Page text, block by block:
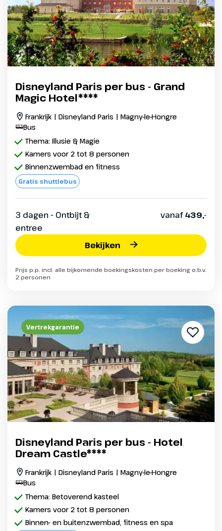
Disneyland Paris per bus - Grand
Magic Hotel****
Frankrijk | Disneyland Paris | Magny-le-Hongre
Bus
Thema: Illusie & Magie
Kamers voor 2 tot 8 personen
Binnenzwembad en fitness
Gratis shuttlebus
3 dagen - Ontbijt &
entree
vanaf439,-
Bekijken
Prijs p.p. incl. alle bijkomende boekingskosten per boeking o.b.v.
2 personen
Vertrekgarantie
Disneyland Paris per bus - Hotel
Dream Castle****
Frankrijk | Disneyland Paris | Magny-le-Hongre
Bus
Thema: Betoverend kasteel
Kamers voor 2 tot 8 personen
Binnen- en buitenzwembad, fitness en spa